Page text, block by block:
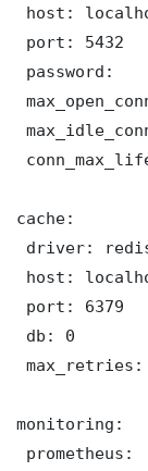
host:
port: 5432
password:
cache:
driver:
host:
port: 6379
db: 0
max_retries:
monitoring:
prometheus: